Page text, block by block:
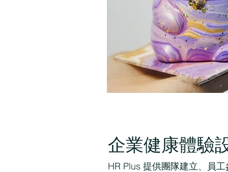
企業健康體驗
HR Plus 提供團隊建立、員